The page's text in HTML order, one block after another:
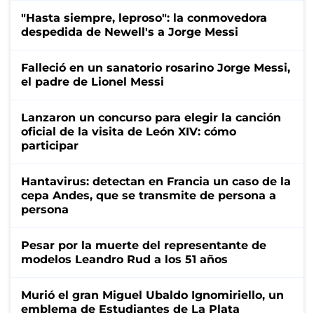
"Hasta siempre, leproso": la conmovedora
despedida de Newell's a Jorge Messi
Falleció en un sanatorio rosarino Jorge Messi,
el padre de Lionel Messi
Lanzaron un concurso para elegir la canción
oficial de la visita de León XIV: cómo
participar
Hantavirus: detectan en Francia un caso de la
cepa Andes, que se transmite de persona a
persona
Pesar por la muerte del representante de
modelos Leandro Rud a los 51 años
Murió el gran Miguel Ubaldo Ignomiriello, un
emblema de Estudiantes de La Plata